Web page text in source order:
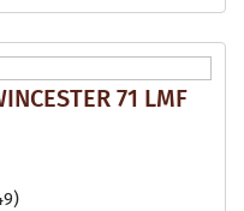
71 LMF